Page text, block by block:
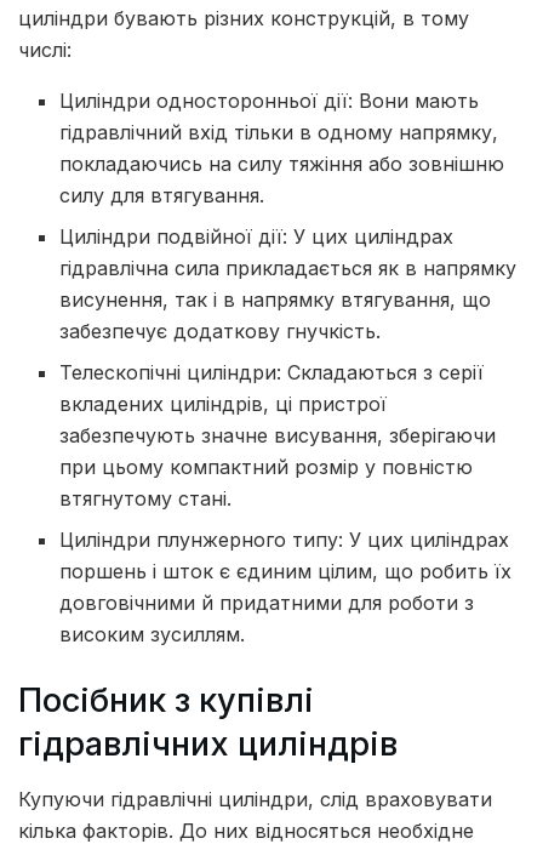
циліндри бувають різних конструкцій, в тому
числі:
Циліндри односторонньої дії: Вони мають
гідравлічний вхід тільки в одному напрямку,
покладаючись на силу тяжіння або зовнішню
силу для втягування.
Циліндри подвійної дії: У цих циліндрах
гідравлічна сила прикладається як в напрямку
висунення, так і в напрямку втягування, що
забезпечує додаткову гнучкість.
Телескопічні циліндри: Складаються з серії
вкладених циліндрів, ці пристрої
забезпечують значне висування, зберігаючи
при цьому компактний розмір у повністю
втягнутому стані.
Циліндри плунжерного типу: У цих циліндрах
поршень і шток є єдиним цілим, що робить їх
довговічними й придатними для роботи з
високим зусиллям.
Посібник з купівлі
гідравлічних циліндрів
Купуючи гідравлічні циліндри, слід враховувати
кілька факторів. До них відносяться необхідне